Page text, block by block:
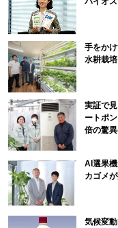
手をか
水耕栽培
実証で
ートポ
倍の驚
AI選果
カゴメ
気候変